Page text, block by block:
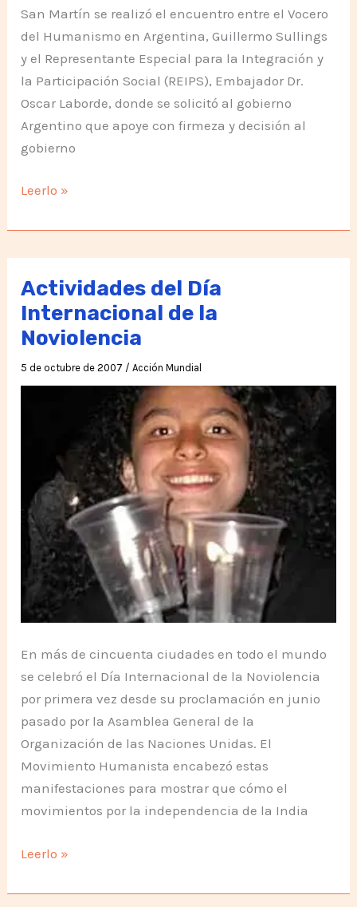
San Martín se realizó el encuentro entre el Vocero
del Humanismo en Argentina, Guillermo Sullings
y el Representante Especial para la Integración y
la Participación Social (REIPS), Embajador Dr.
Oscar Laborde, donde se solicitó al gobierno
Argentino que apoye con firmeza y decisión al
gobierno
Queremos
decidido
a
Evo
Morales
Leerlo »
Actividades del Día
Internacional de la
Noviolencia
5 de octubre de 2007 /Acción Mundial
En más de cincuenta ciudades en todo el mundo
se celebró el Día Internacional de la Noviolencia
por primera vez desde su proclamación en junio
pasado por la Asamblea General de la
Organización de las Naciones Unidas. El
Movimiento Humanista encabezó estas
manifestaciones para mostrar que cómo el
movimientos por la independencia de la India
Actividades
Día
Leerlo »